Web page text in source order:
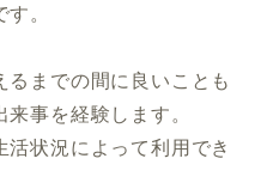
。
るまでの間に良いことも
事を経験します。
状況によって利用でき